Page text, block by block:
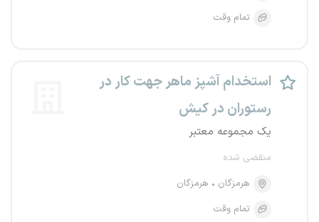
تمام وقت
استخدام آشپز ماهر جهت کار در
رستوران در کیش
یک مجموعه معتبر
منقضی شده
هرمزگان
هرمزگان
تمام وقت